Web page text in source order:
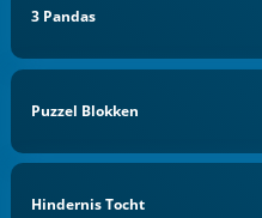
3 Pandas
Puzzel Blokken
Hindernis Tocht